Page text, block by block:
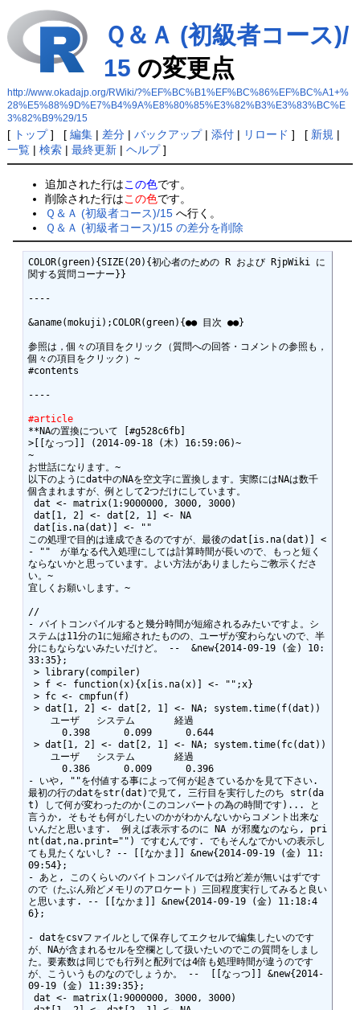
Ｑ＆Ａ (初級者コース)/
15 の変更点
http://www.okadajp.org/RWiki/?%EF%BC%B1%EF%BC%86%EF%BC%A1+%
28%E5%88%9D%E7%B4%9A%E8%80%85%E3%82%B3%E3%83%BC%E
3%82%B9%29/15
[ トップ] [ 編集| 差分| バックアップ| 添付| リロード ] [ 新規 |
一覧| 検索| 最終更新| ヘルプ]
追加された行はこの色です。
削除された行はこの色です。
Ｑ＆Ａ (初級者コース)/15 へ行く。
Ｑ＆Ａ (初級者コース)/15 の差分を削除
COLOR(green){SIZE(20){初心者のための R および RjpWiki に
関する質問コーナー}}
----
&aname(mokuji);COLOR(green){●● 目次 ●●}
参照は，個々の項目をクリック（質問への回答・コメントの参照も，
個々の項目をクリック）~
#contents
----
#article